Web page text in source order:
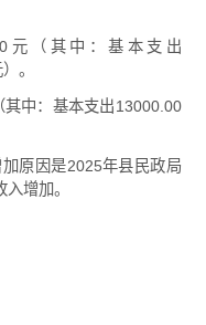
元（其中：基本支出
。
中：基本支出13000.00
原因是2025年县民政局
增加。